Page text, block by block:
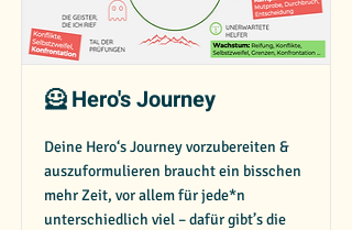
🦸 Hero's Journey
Deine Hero‘s Journey vorzubereiten &
auszuformulieren braucht ein bisschen
mehr Zeit, vor allem für jede*n
unterschiedlich viel – dafür gibt’s die